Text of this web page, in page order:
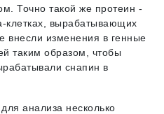
Точно такой же протеин -
клетках, вырабатывающих
внесли изменения в генные
таким образом, чтобы
снапин в
анализа несколько